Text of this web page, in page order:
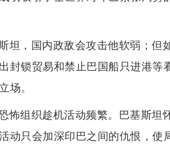
坦，国内政敌会攻击他软弱；但
封锁贸易和禁止巴国船只进港等
场。
怖组织趁机活动频繁。巴基斯坦
动只会加深印巴之间的仇恨，使